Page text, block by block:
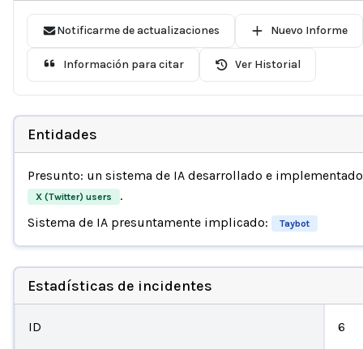
Notificarme de actualizaciones Nuevo Informe
Información para citar Ver Historial
Entidades
Presunto: un sistema de IA desarrollado e
X (Twitter) users
.
Sistema de IA presuntamente implicado:
Taybot
Estadísticas de incidentes
ID 6